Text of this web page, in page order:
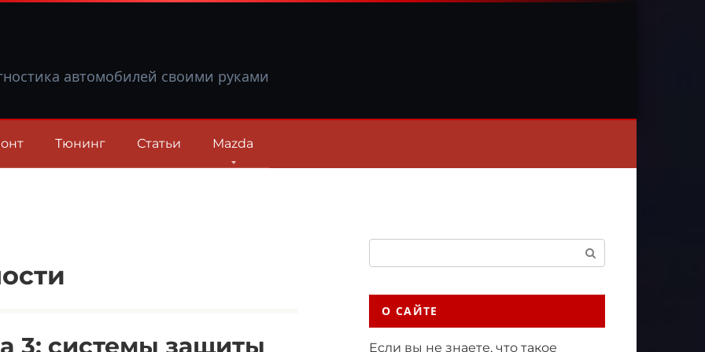
автомобилей своими руками
Тюнинг Статьи Mazda
3: системы защиты
О САЙТЕ
Если вы не знаете, что такое